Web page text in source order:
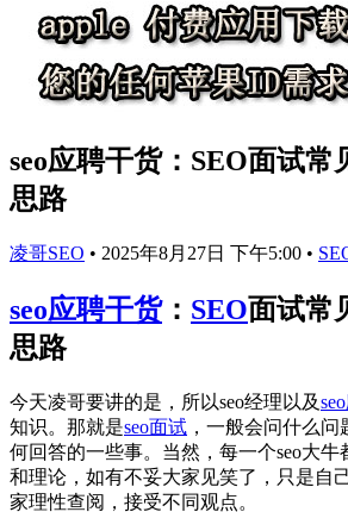
seo应聘干货：SEO面试常
思路
凌哥SEO • 2025年8月27日 下午5:00 •
seo应聘干货： SEO面试常
思路
今天凌哥要讲的是，所以seo经理以及
知识。那就是seo面试 ，一般会问什么
何回答的一些事。当然，每一个seo大
和理论，如有不妥大家见笑了，只是自
家理性查阅，接受不同观点。